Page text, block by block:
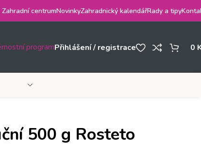
Zahradní centrumNovinkyZahradnický kalendářRady a tipy
programPřihlášení / registrace 0
500 g Rosteto